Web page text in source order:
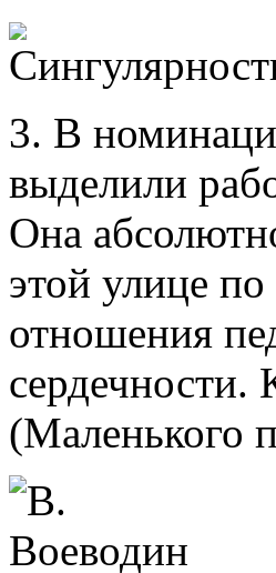
3. В
выделили
Она
этой улице
отношения
сердечности.
(Маленького